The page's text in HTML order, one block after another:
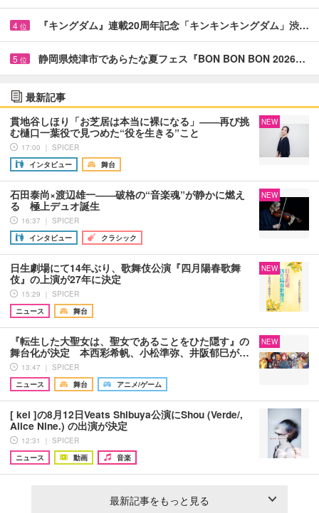
4 位 『キングダム』連載20周年記念「キンキンキングダム」渋…
5 位 静岡県焼津市であらたな夏フェス『BON BON BON 2026…
最新記事
貫地谷しほり「お芝居は本当に裸になる」――再び挑
む樋口一葉役で見つめた“役を生きる”こと
17:00 ｜ SPICER
インタビュー
舞台
NEW
石田泰尚×渡辺雄一――破格の“音楽魂”が静かに燃え
る 極上デュオ誕生
16:37 ｜ SPICER
インタビュー
クラシック
NEW
日生劇場にて14年ぶり、歌舞伎公演『四月陽春歌舞
伎』の上演が27年に決定
15:29 ｜ SPICER
ニュース
舞台
NEW
『転生した大聖女は、聖女であることをひた隠す』の
舞台化が決定 本西彩希帆、小松準弥、井阪郁巳が…
13:47 ｜ SPICER
ニュース
舞台 アニメ/ゲーム
NEW
[ kei ]の8月12日Veats Shibuya公演にShou (Verde/,
Alice Nine.) の出演が決定
12:31 ｜ SPICER
ニュース
動画 音楽
最新記事をもっと見る